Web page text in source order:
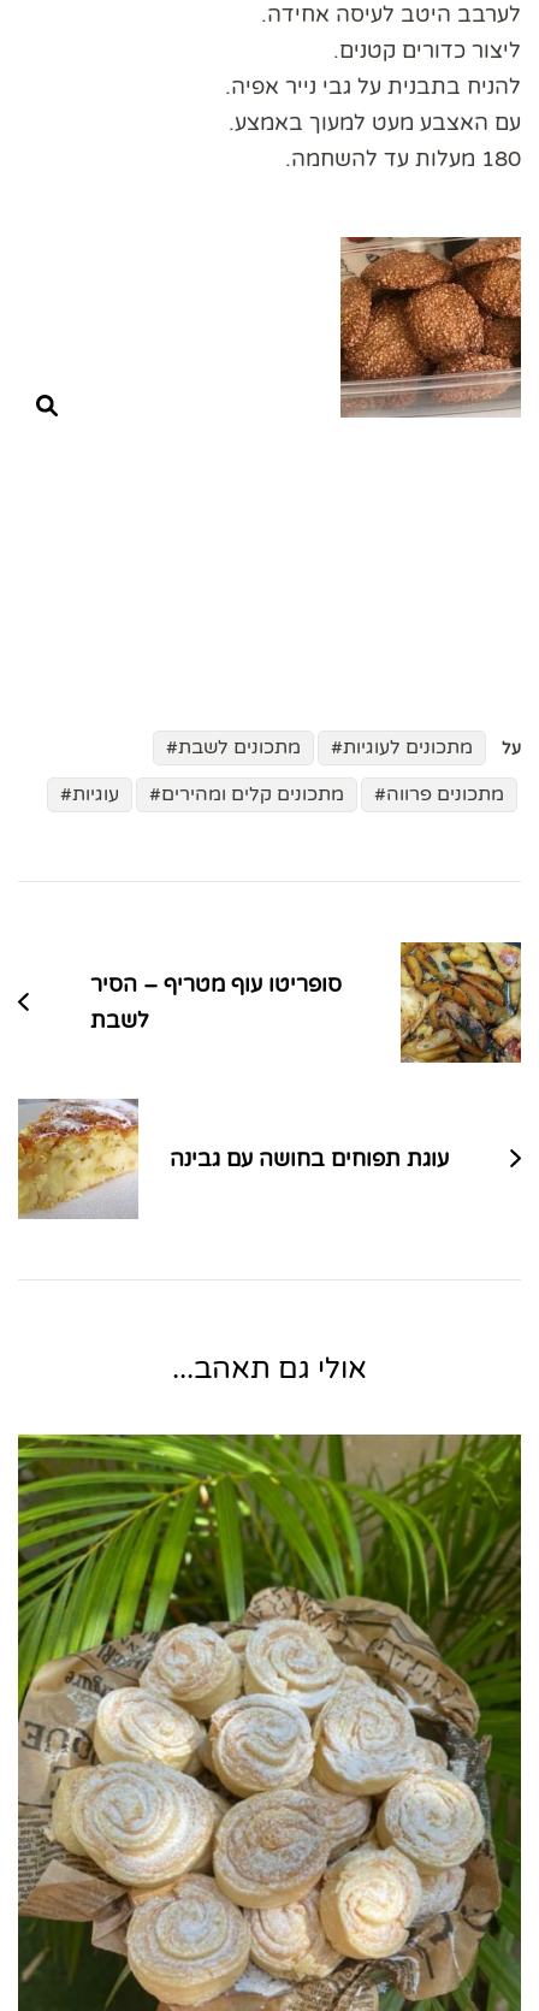
לערבב היטב לעיסה אחידה.
ליצור כדורים קטנים.
להניח בתבנית על גבי נייר אפיה.
עם האצבע מעט למעוך באמצע.
180 מעלות עד להשחמה.
על מתכונים לעוגיות
מתכונים לשבת
מתכונים פרווה
מתכונים קלים ומהירים עוגיות
בפוסטים
סופריטו עוף מטריף – הסיר
לשבת
עוגת תפוחים בחושה עם גבינה
אולי גם תאהב...